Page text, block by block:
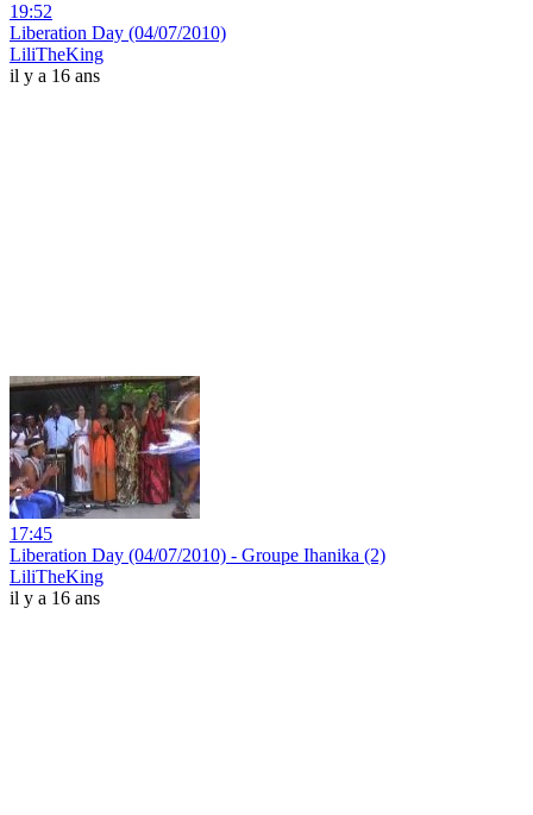
19:52
Liberation Day (04/07/2010)
LiliTheKing
il y a 16 ans
17:45
Liberation Day (04/07/2010) - Groupe Ihanika (2)
LiliTheKing
il y a 16 ans